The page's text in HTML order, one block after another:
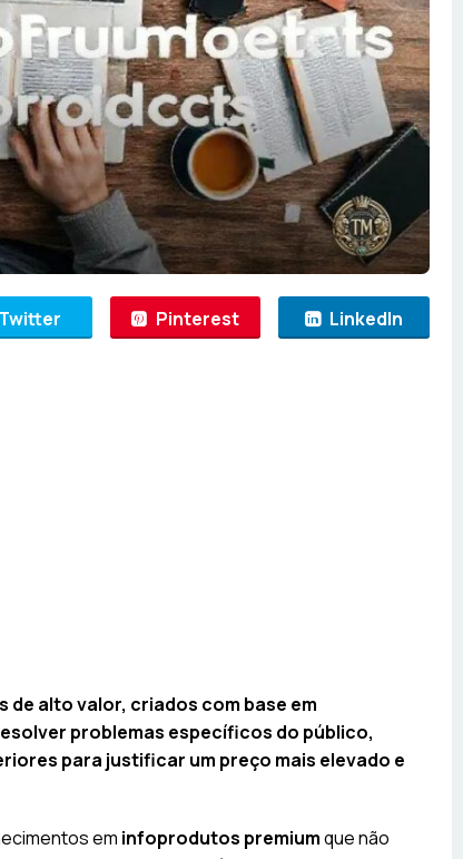
Twitter Pinterest LinkedIn
alto valor, criados com base em
problemas específicos do público,
para justificar um preço mais elevado e
em infoprodutos premiumque não